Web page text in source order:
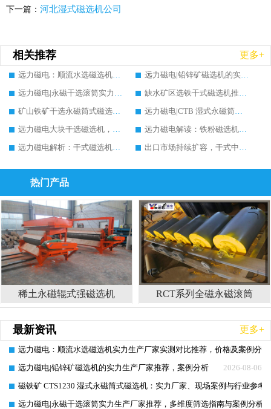
下一篇： 河北湿式磁选机公司
相关推荐 更多+
远力磁电：顺流水选磁选机实力生产厂家实测对比推荐，价格及案例分析
远力磁电|铅锌矿磁选机的实力生产厂家推荐，案例分析
远力磁电|永磁干选滚筒实力生产厂家推荐，多维度筛选指南与案例分析
缺水矿区选铁干式磁选机推荐实力生产厂家案例分析|远力磁电
矿山铁矿干选永磁筒式磁选机铁矿精选推荐，实力生产厂家远力磁电现场案例分享
远力磁电|CTB 湿式永磁筒式磁选机铁矿精选推荐实力生产厂家
远力磁电大块干选磁选机，实力厂家设备能否提升矿石品位?行业趋势、厂家调研全解析
远力磁电解读：铁粉磁选机能否提升品位?原理、行情与行业调研参考
远力磁电解析：干式磁选机能否提升矿石品位?原理、行情与行业发展全景
出口市场持续扩容，干式中强磁磁选机价格如何演变？远力磁电预判前景
热门产品
稀土永磁辊式强磁选机 RCT系列全磁永磁滚筒
最新资讯 更多+
2026-08-07
远力磁电：顺流水选磁选机实力生产厂家实测对比推荐，价格及案例分析
2026-08-06
远力磁电|铅锌矿磁选机的实力生产厂家推荐，案例分析
2026-08-06
磁铁矿 CTS1230 湿式永磁筒式磁选机：实力厂家、现场案例与行业参考
2026-08-05
远力磁电|永磁干选滚筒实力生产厂家推荐，多维度筛选指南与案例分析